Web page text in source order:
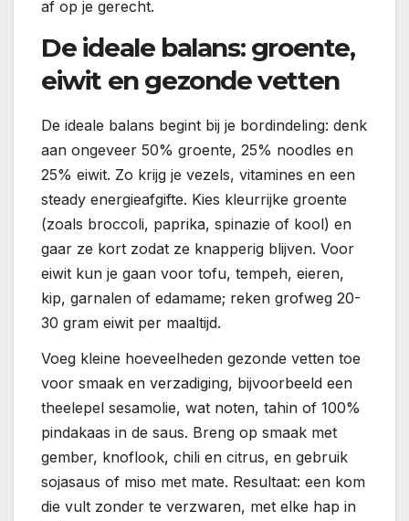
af op je gerecht.
De ideale balans: groente,
eiwit en gezonde vetten
De ideale balans begint bij je bordindeling: denk
aan ongeveer 50% groente, 25% noodles en
25% eiwit. Zo krijg je vezels, vitamines en een
steady energieafgifte. Kies kleurrijke groente
(zoals broccoli, paprika, spinazie of kool) en
gaar ze kort zodat ze knapperig blijven. Voor
eiwit kun je gaan voor tofu, tempeh, eieren,
kip, garnalen of edamame; reken grofweg 20-
30 gram eiwit per maaltijd.
Voeg kleine hoeveelheden gezonde vetten toe
voor smaak en verzadiging, bijvoorbeeld een
theelepel sesamolie, wat noten, tahin of 100%
pindakaas in de saus. Breng op smaak met
gember, knoflook, chili en citrus, en gebruik
sojasaus of miso met mate. Resultaat: een kom
die vult zonder te verzwaren, met elke hap in